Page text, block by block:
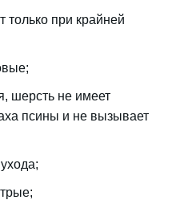
при крайней
шерсть не имеет
псины и не вызывает